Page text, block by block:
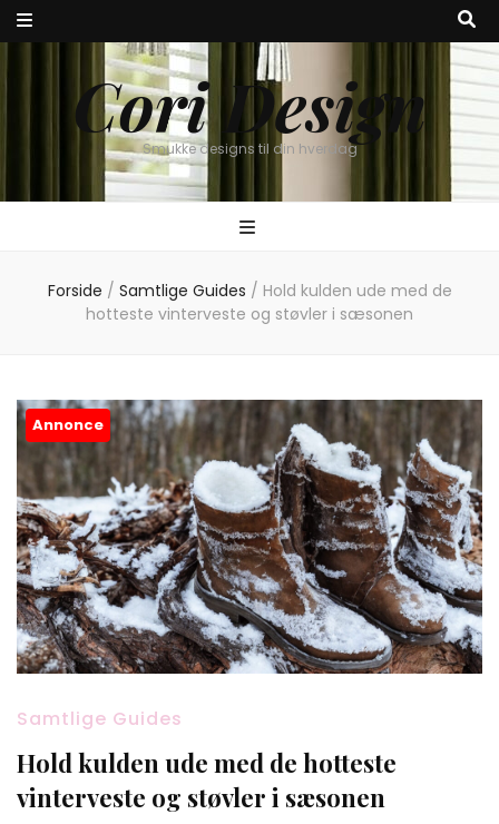
Cori Design
Smukke designs til din hverdag
Forside / Samtlige Guides / Hold kulden ude med de
hotteste vinterveste og støvler i sæsonen
Annonce
Samtlige Guides
Hold kulden ude med de hotteste
vinterveste og støvler i sæsonen